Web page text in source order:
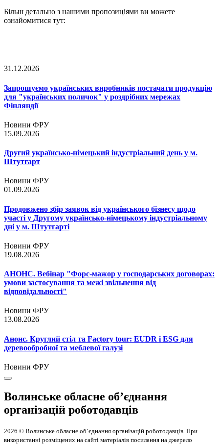
Більш детально з нашими пропозиціями ви можете
ознайомитися тут:
31.12.2026
Запрошуємо українських виробників постачати продукцію
для "українських поличок" у роздрібних мережах
Фінляндії
Новини ФРУ
15.09.2026
Другий українсько-німецький індустріальний день у м.
Штутгарт
Новини ФРУ
01.09.2026
Продовжено збір заявок від українського бізнесу щодо
участі у Другому українсько-німецькому індустріальному
дні у м. Штутгарті
Новини ФРУ
19.08.2026
АНОНС. Вебінар "Форс-мажор у господарських договорах:
умови застосування та межі звільнення від
відповідальності"
Новини ФРУ
13.08.2026
Анонс. Круглий стіл та Factory tour: EUDR і ESG для
деревообробної та меблевої галузі
Новини ФРУ
Волинське обласне об’єднання
організацій роботодавців
2026 © Волинське обласне об’єднання організацій роботодавців. При
використанні розміщених на сайті матеріалів посилання на джерело